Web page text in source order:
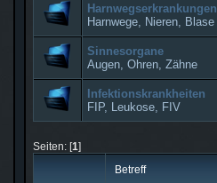
Harnwegserkrankungen
Harnwege, Nieren, Blase
Sinnesorgane
Augen, Ohren, Zähne
Infektionskrankheiten
FIP, Leukose, FIV
Seiten: [1]
Betreff